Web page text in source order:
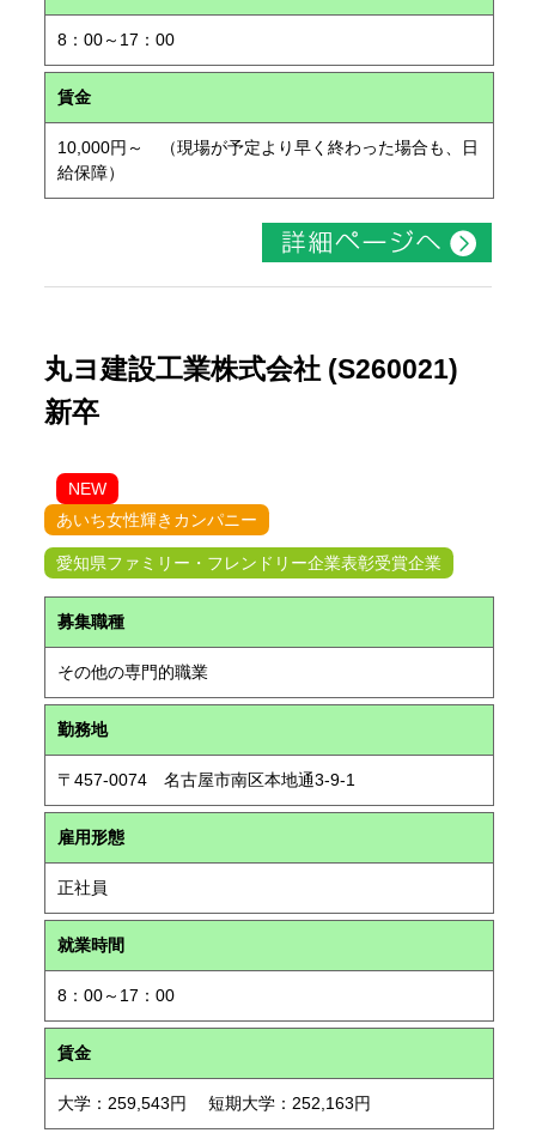
8：00～17：00
賃金
10,000円～ （現場が予定より早く終わった場合も、日
給保障）
丸ヨ建設工業株式会社 (S260021)
新卒
NEW
あいち女性輝きカンパニー
愛知県ファミリー・フレンドリー企業表彰受賞企業
募集職種
その他の専門的職業
勤務地
〒457-0074 名古屋市南区本地通3-9-1
雇用形態
正社員
就業時間
8：00～17：00
賃金
大学：259,543円 短期大学：252,163円